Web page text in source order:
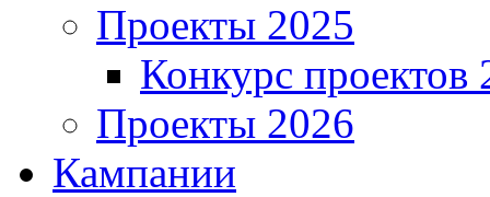
Проекты 2025
Конкурс проектов
Проекты 2026
Кампании